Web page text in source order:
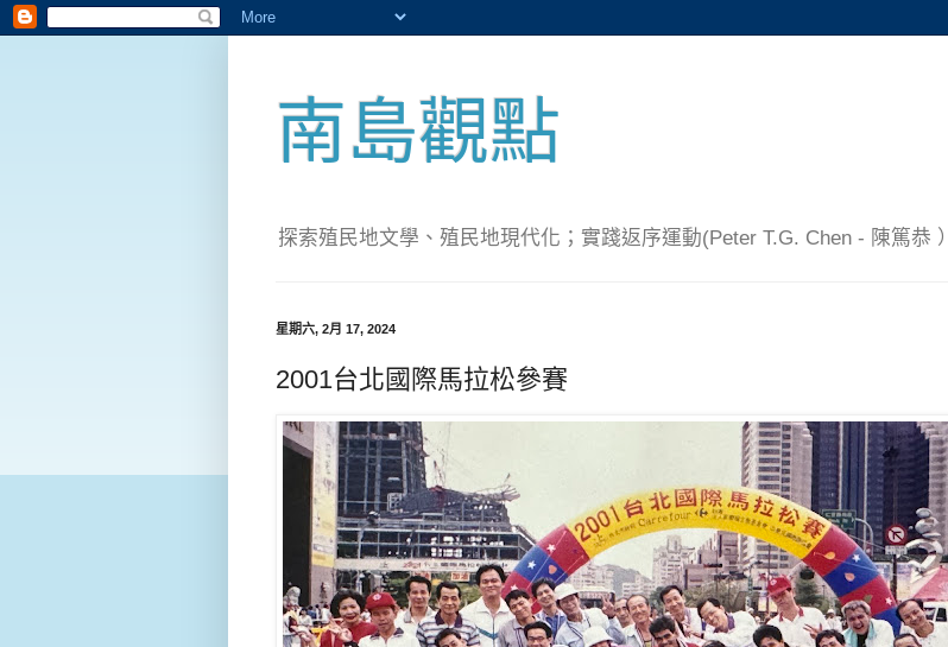
南島觀點
探索殖民地文學、殖民地現代化；實踐返序運動(Peter T.G. Chen - 陳篤恭 ）
星期六, 2月 17, 2024
2001台北國際馬拉松參賽